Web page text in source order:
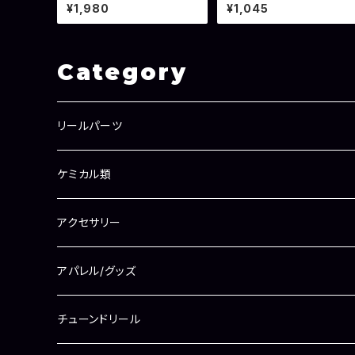
6g
¥1,980
易パッケージ】
¥1,045
Category
リールパーツ
ラインローラー
ラインローラー（シマノ用）
ラインローラー（ダイワ用）
ドラグワッシャー
ベアリング
シム/ワッシャー
ケミカル類
メンテナンスオイル
ドラググリス
ギアグリス
アクセサリー
アパレル/グッズ
チューンドリール